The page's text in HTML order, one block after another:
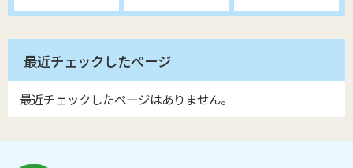
最近チェックしたページ
最近チェックしたページはありません。